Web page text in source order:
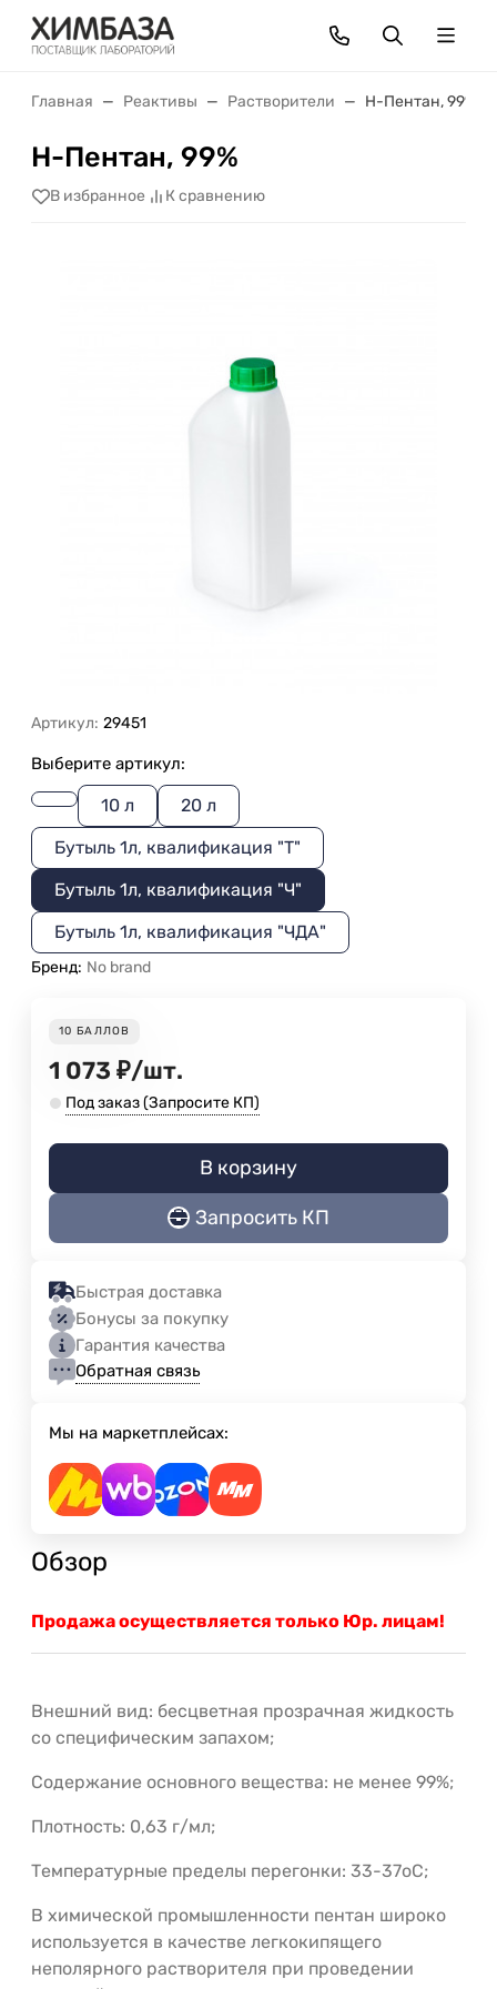
Главная Реактивы Растворители Н-Пентан, 99%
Н-Пентан, 99%
В избранное К сравнению
Артикул: 29451
Выберите артикул:
10 л
20 л
Бутыль 1л, квалификация "Т"
Бутыль 1л, квалификация "Ч"
Бутыль 1л, квалификация "ЧДА"
Бренд: No brand
10 БАЛЛОВ
1 073 ₽/шт.
Под заказ (Запросите КП)
В корзину
Запросить КП
Быстрая доставка
Бонусы за покупку
Гарантия качества
Обратная связь
Мы на маркетплейсах:
Обзор
Продажа осуществляется только Юр. лицам!
Внешний вид: бесцветная прозрачная жидкость
со специфическим запахом;
Содержание основного вещества: не менее 99%;
Плотность: 0,63 г/мл;
Температурные пределы перегонки: 33-37оС;
В химической промышленности пентан широко
используется в качестве легкокипящего
неполярного растворителя при проведении